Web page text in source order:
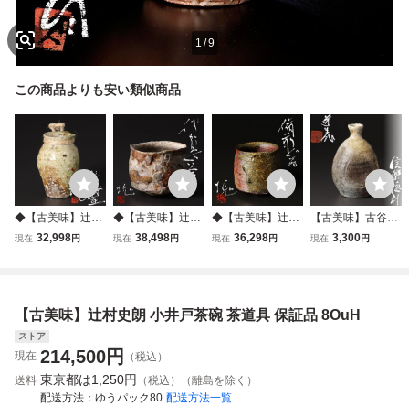
1 /9
この商品よりも安い類似商品
◆【古美味】辻村
塊 信楽壷 茶道具
現在 32,998円
◆【古美味】辻村
塊 伊賀ぐい呑 茶
現在 38,498円
◆【古美味】辻村
塊 備前ぐい呑 茶
現在 36,298円
【古美味】古谷道
生作 信楽徳利 茶
現在 3,300円
【古美味】辻村史朗 小井戸茶碗 茶道具 保証品 8OuH
ストア
現在 214,500円
（税込）
送料 東京都は1,250円
（税込）（離島を除く）
配送方法
ゆうパック80 配送方法一覧